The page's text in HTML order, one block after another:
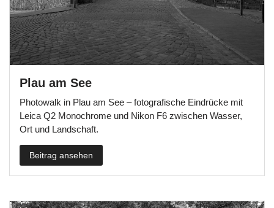
Plau am See
Photowalk in Plau am See – fotografische Eindrücke mit
Leica Q2 Monochrome und Nikon F6 zwischen Wasser,
Ort und Landschaft.
Beitrag ansehen